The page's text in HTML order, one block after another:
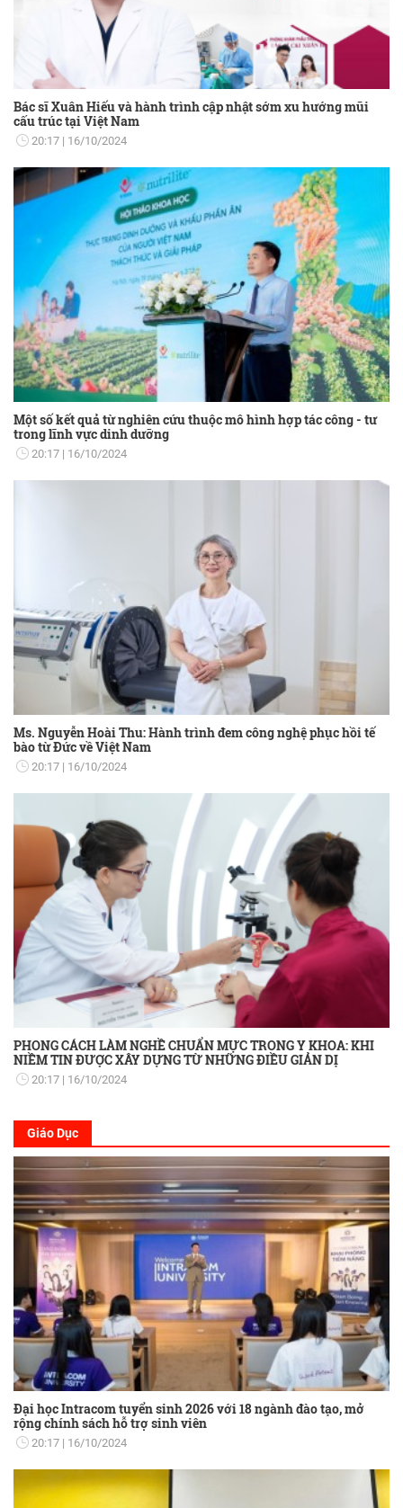
Bác sĩ Xuân Hiếu và hành trình cập nhật sớm xu hướng mũi
cấu trúc tại Việt Nam
20:17 16/10/2024
Một số kết quả từ nghiên cứu thuộc mô hình hợp tác công - tư
trong lĩnh vực dinh dưỡng
20:17 16/10/2024
Ms. Nguyễn Hoài Thu: Hành trình đem công nghệ phục hồi tế
bào từ Đức về Việt Nam
20:17 16/10/2024
PHONG CÁCH LÀM NGHỀ CHUẨN MỰC TRONG Y KHOA: KHI
NIỀM TIN ĐƯỢC XÂY DỰNG TỪ NHỮNG ĐIỀU GIẢN DỊ
20:17 16/10/2024
Giáo Dục
Đại học Intracom tuyển sinh 2026 với 18 ngành đào tạo, mở
rộng chính sách hỗ trợ sinh viên
20:17 16/10/2024